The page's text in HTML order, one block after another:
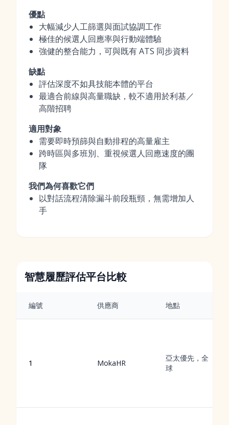
優點
大幅減少人工篩選與面試協調工作
極佳的候選人回應率與行動端體驗
強健的整合能力，可與既有 ATS 同步資料
缺點
評估深度不如具技能本體的平台
最適合前線與高量職缺，較不適用於利基／
高階招聘
適用對象
需要即時預篩與自動排程的高量雇主
跨時區與多班別、重視候選人回應速度的團
隊
我們為何喜歡它們
以對話流程清除漏斗前段瓶頸，無需增加人
手
智慧履歷評估平台比較
編號 供應商 地點
1 MokaHR
亞太優先，全
球